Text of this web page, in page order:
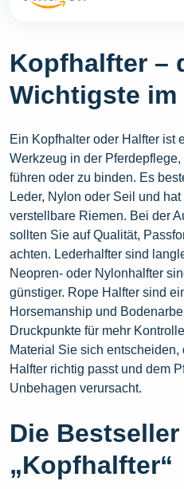
Kopfhalfter –
Wichtigste im
Ein Kopfhalter oder Halfter ist
Werkzeug in der
führen oder zu binden. Es
Leder, Nylon oder Seil und
verstellbare Riemen. Bei der
sollten Sie auf Qualität,
achten. Lederhalfter sind
Neopren- oder Nylonhalfter
günstiger. Rope Halfter sind
Horsemanship und
Druckpunkte für mehr
Material Sie sich
Halfter richtig passt und dem
Unbehagen verursacht.
Die
„Kopfhalfter“